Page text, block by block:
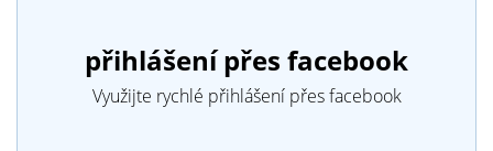
přihlášení přes facebook
Využijte rychlé přihlášení přes facebook